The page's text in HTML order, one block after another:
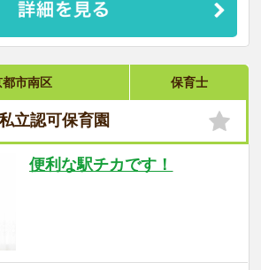
市南区 保育士
立認可保育園
便利な駅チカです！